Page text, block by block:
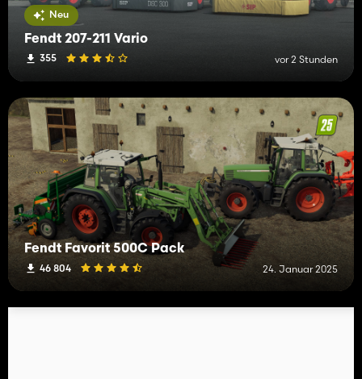
Neu
Fendt 207-211 Vario
355 vor 2 Stunden
Fendt Favorit 500C Pack
46 804 24. Januar 2025